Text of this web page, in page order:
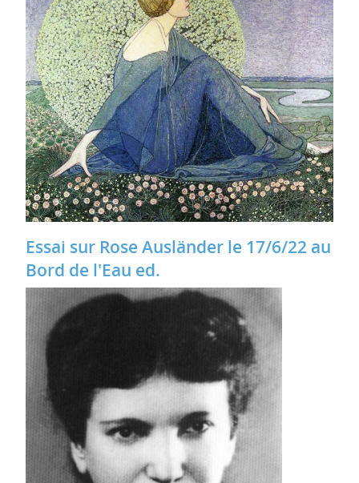
Essai sur Rose Ausländer le 17/6/22 au
Bord de l'Eau ed.